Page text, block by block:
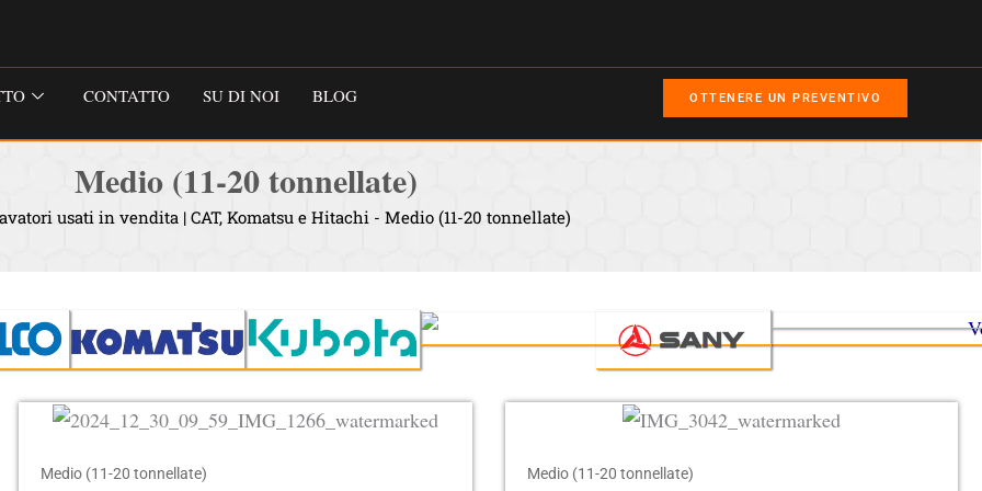
CONTATTO SU DI NOI BLOG OTTENERE UN PREVENTIVO
Medio (11-20 tonnellate)
usati in vendita | CAT, Komatsu e Hitachi - Medio (11-20 tonnellate)
Medio (11-20 tonnellate) Medio (11-20 tonnellate)